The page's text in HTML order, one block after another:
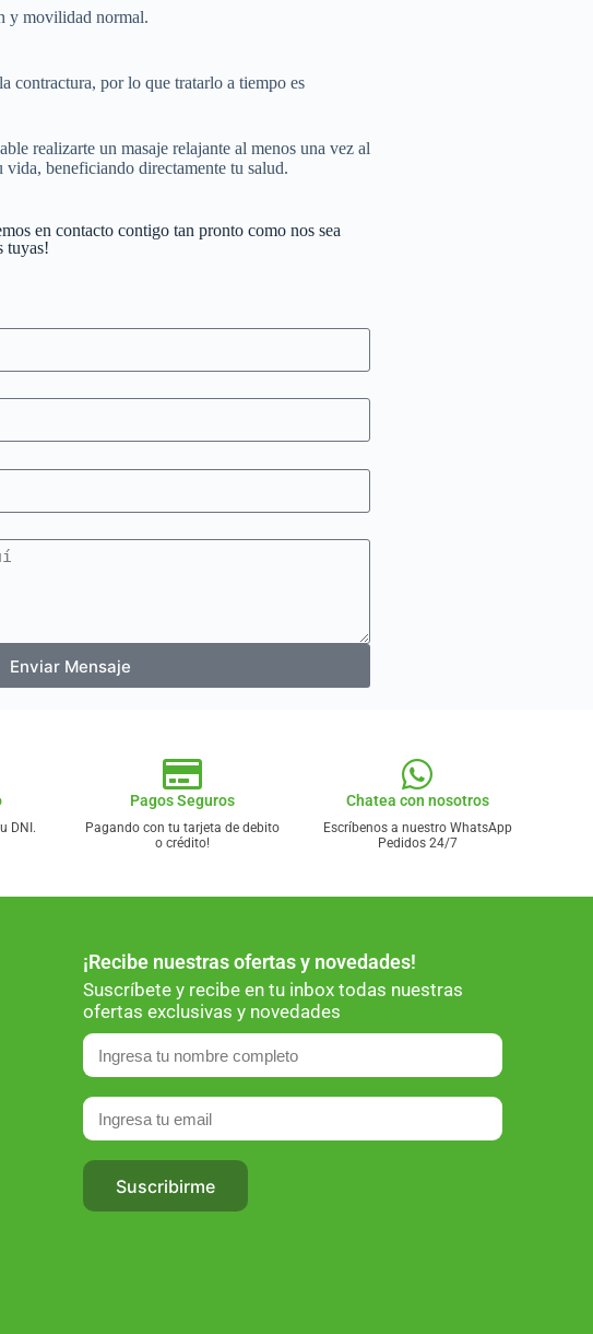
y movilidad normal.
contractura, por lo que tratarlo a tiempo es
realizarte un masaje relajante al menos una vez al
beneficiando directamente tu salud.
en contacto contigo tan pronto como nos sea
tuyas!
Enviar Mensaje
DNI.
Pagos Seguros
Pagando con tu tarjeta de debito
o crédito!
Chatea con nosotros
Escríbenos a nuestro WhatsApp
Pedidos 24/7
¡Recibe nuestras ofertas y novedades!
Suscríbete y recibe en tu inbox todas nuestras
ofertas exclusivas y novedades
Suscribirme